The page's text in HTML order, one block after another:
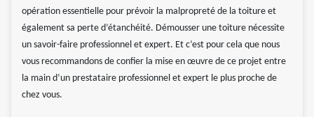
opération essentielle pour prévoir la malpropreté de la toiture et
également sa perte d’étanchéité. Démousser une toiture nécessite
un savoir-faire professionnel et expert. Et c’est pour cela que nous
vous recommandons de confier la mise en œuvre de ce projet entre
la main d’un prestataire professionnel et expert le plus proche de
chez vous.